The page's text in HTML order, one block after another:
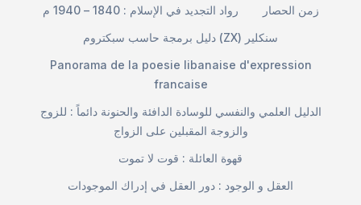
رواد التجديد في الإسلام : 1840 – 1940 م
زمن الحصار
دليل برمجة حاسب سبكتروم (ZX) سنكلير
Panorama de la poesie libanaise d'expression
francaise
الدليل العلمي والنفسي للوسادة الدافئة والحنونة دائماً : للزوج
والزوجة المقبلين على الزواج
قهوة العائلة : قوت لا تموت
العقل و الوجود : دور العقل في إدراك الموجودات